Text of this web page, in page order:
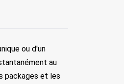
ou d'un
au
packages et les